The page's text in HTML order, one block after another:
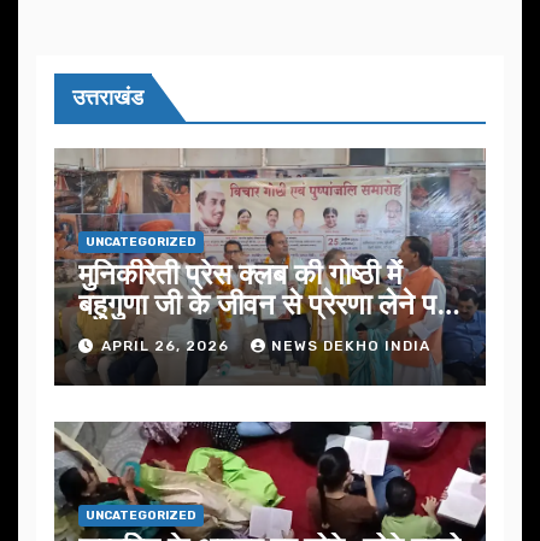
उत्तराखंड
UNCATEGORIZED
मुनिकीरेती प्रेस क्लब की गोष्ठी में
बहुगुणा जी के जीवन से प्रेरणा लेने पर
जोरAPRIL 26, 2026 NEWS DEKHO INDIA
UNCATEGORIZED